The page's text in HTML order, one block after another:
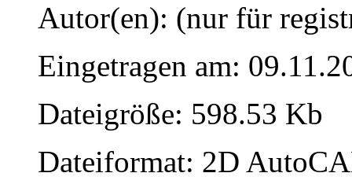
Autor(en): (nur für
Eingetragen am:
Dateigröße: 598.53 Kb
Dateiformat: 2D